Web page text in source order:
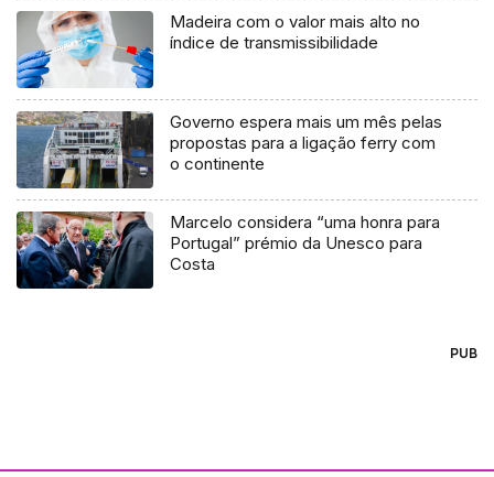
Madeira com o valor mais alto no
índice de transmissibilidade
Governo espera mais um mês pelas
propostas para a ligação ferry com
o continente
Marcelo considera “uma honra para
Portugal” prémio da Unesco para
Costa
PUB